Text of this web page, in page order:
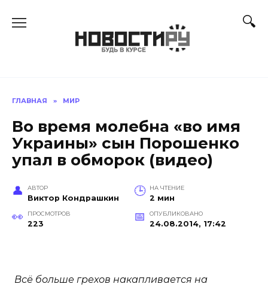
ГЛАВНАЯ » МИР
Во время молебна «во имя
Украины» сын Порошенко
упал в обморок (видео)
АВТОР
Виктор Кондрашкин
НА ЧТЕНИЕ
2 мин
ПРОСМОТРОВ
223
ОПУБЛИКОВАНО
24.08.2014, 17:42
Всё больше грехов накапливается на